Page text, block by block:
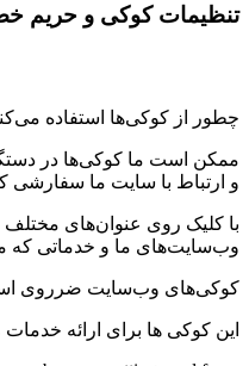
تنظیمات کوکی و حریم
چطور از کوکی‌ها استفاده
ممکن است ما کوکی‌ها در
و ارتباط با سایت ما سفارشی
با کلیک روی عنوان‌های مختلف
وب‌سایت‌های ما و خدماتی که ما
کوکی‌های وب‌سایت ضرروی
این کوکی ها برای ارائه